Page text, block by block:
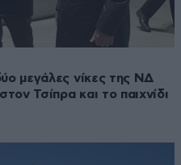
μεγάλες νίκες της ΝΔ
Τσίπρα και το παιχνίδι